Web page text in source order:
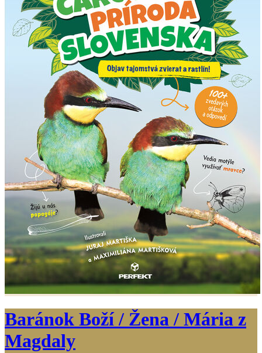
Baránok Boží / Žena / Mária z
Magdaly